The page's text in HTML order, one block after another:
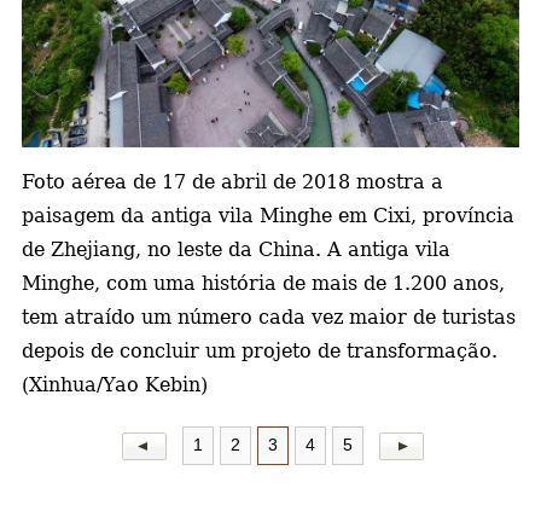
Foto aérea de 17 de abril de 2018 mostra a
paisagem da antiga vila Minghe em Cixi, província
de Zhejiang, no leste da China. A antiga vila
Minghe, com uma história de mais de 1.200 anos,
tem atraído um número cada vez maior de turistas
depois de concluir um projeto de transformação.
(Xinhua/Yao Kebin)
1 2 3 4 5